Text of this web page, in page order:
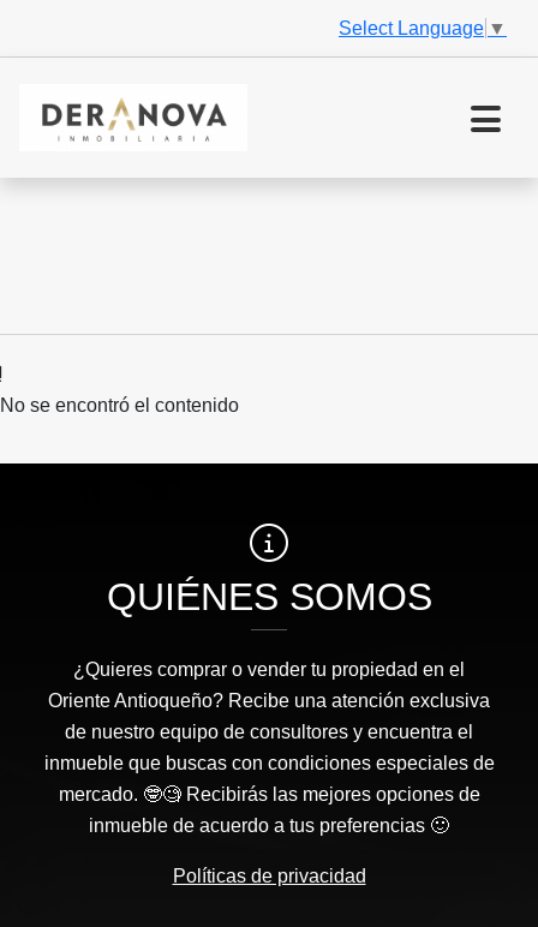
Select Language ▼
No se encontró el contenido
QUIÉNES SOMOS
¿Quieres comprar o vender tu propiedad en el
Oriente Antioqueño? Recibe una atención exclusiva
de nuestro equipo de consultores y encuentra el
inmueble que buscas con condiciones especiales de
mercado. 🤓🧐 Recibirás las mejores opciones de
inmueble de acuerdo a tus preferencias 🙂
Políticas de privacidad